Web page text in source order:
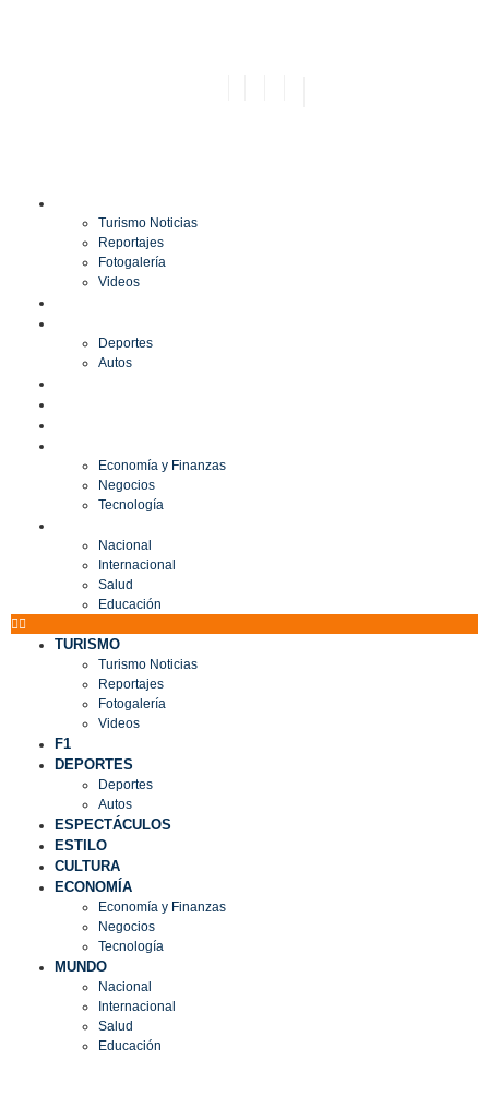
Turismo Noticias
Reportajes
Fotogalería
Videos
Deportes
Autos
Economía y Finanzas
Negocios
Tecnología
Nacional
Internacional
Salud
Educación
TURISMO
Turismo Noticias
Reportajes
Fotogalería
Videos
F1
DEPORTES
Deportes
Autos
ESPECTÁCULOS
ESTILO
CULTURA
ECONOMÍA
Economía y Finanzas
Negocios
Tecnología
MUNDO
Nacional
Internacional
Salud
Educación